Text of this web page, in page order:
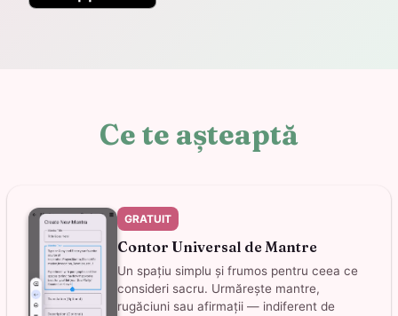
Ce te așteaptă
GRATUIT
Contor Universal de Mantre
Un spațiu simplu și frumos pentru ceea ce
consideri sacru. Urmărește mantre,
rugăciuni sau afirmații — indiferent de